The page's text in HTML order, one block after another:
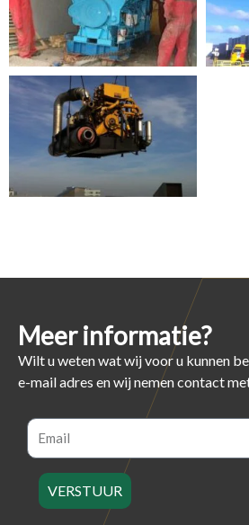
Meer informatie?
Wilt u weten wat wij voor u kunnen
e-mail adres en wij nemen contact
Email
VERSTUUR